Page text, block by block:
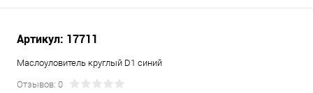
Артикул: 17711
Маслоуловитель круглый D1 синий
Отзывов: 0